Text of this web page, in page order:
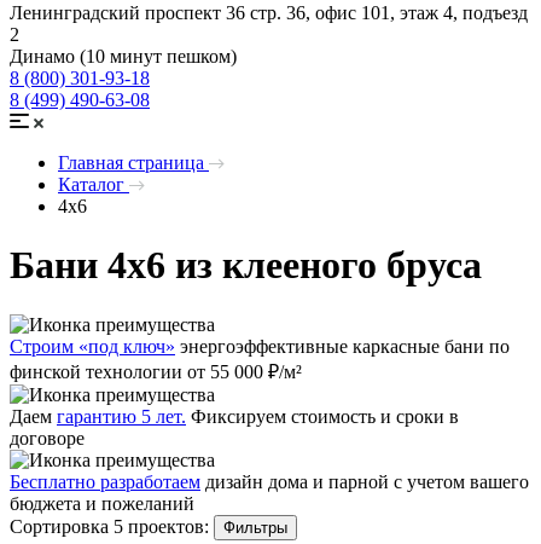
Ленинградский проспект 36 стр. 36, офис 101, этаж 4, подъезд
2
Динамо (10 минут пешком)
8 (800) 301-93-18
8 (499) 490-63-08
Главная страница
Каталог
4x6
Бани 4x6 из клееного бруса
Строим «под ключ» энергоэффективные каркасные бани по
финской технологии от 55 000 ₽/м²
Даем гарантию 5 лет. Фиксируем стоимость и сроки в
договоре
Бесплатно разработаем дизайн дома и парной с учетом вашего
бюджета и пожеланий
Сортировка 5 проектов:
Фильтры